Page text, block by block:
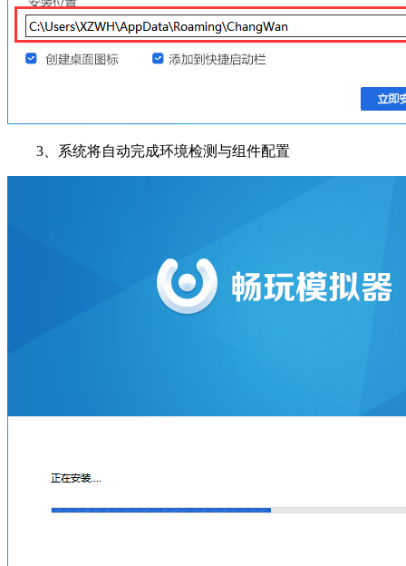
3、系统将自动完成环境检测与组件配置